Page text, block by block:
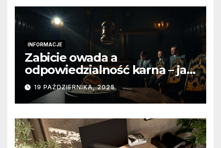
INFORMACJE
Zabicie owada a
odpowiedzialność karna – jak
wygląda to w praktyce?
19 PAŹDZIERNIKA, 2025